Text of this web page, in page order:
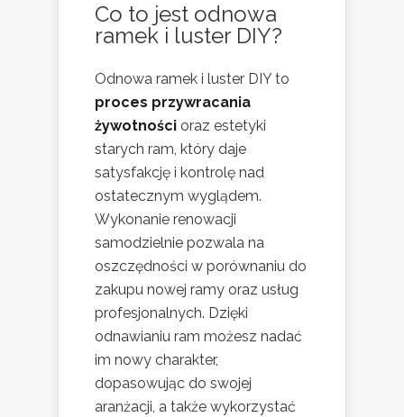
Co to jest odnowa
ramek i luster DIY?
Odnowa ramek i luster DIY to
proces przywracania
żywotności oraz estetyki
starych ram, który daje
satysfakcję i kontrolę nad
ostatecznym wyglądem.
Wykonanie renowacji
samodzielnie pozwala na
oszczędności w porównaniu do
zakupu nowej ramy oraz usług
profesjonalnych. Dzięki
odnawianiu ram możesz nadać
im nowy charakter,
dopasowując do swojej
aranżacji, a także wykorzystać